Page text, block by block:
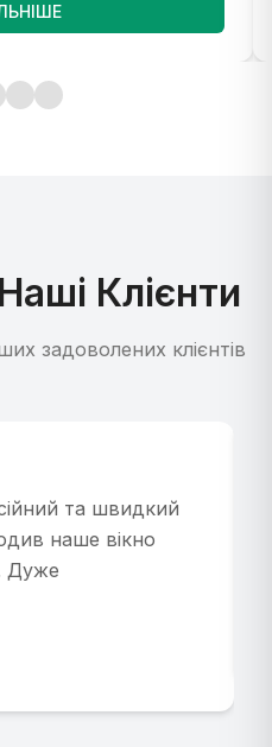
Клієнти
задоволених клієнтів
та швидкий
наше вікно
Дуже